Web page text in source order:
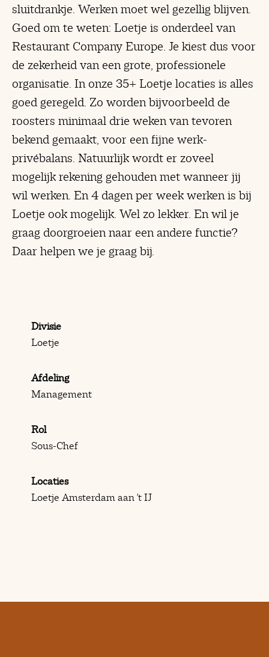
sluitdrankje. Werken moet wel gezellig blijven.
Goed om te weten: Loetje is onderdeel van
Restaurant Company Europe. Je kiest dus voor
de zekerheid van een grote, professionele
organisatie. In onze 35+ Loetje locaties is alles
goed geregeld. Zo worden bijvoorbeeld de
roosters minimaal drie weken van tevoren
bekend gemaakt, voor een fijne werk-
privébalans. Natuurlijk wordt er zoveel
mogelijk rekening gehouden met wanneer jij
wil werken. En 4 dagen per week werken is bij
Loetje ook mogelijk. Wel zo lekker. En wil je
graag doorgroeien naar een andere functie?
Daar helpen we je graag bij.
Divisie
Loetje
Afdeling
Management
Rol
Sous-Chef
Locaties
Loetje Amsterdam aan 't IJ